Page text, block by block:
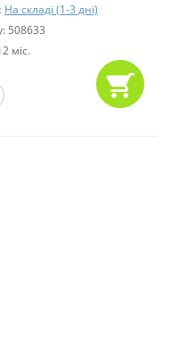
На складі (1-3 дні)
508633
міс.